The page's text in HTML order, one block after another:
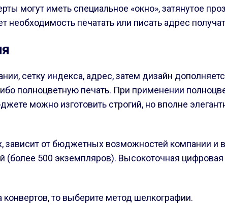
могут иметь специальное «окно», затянутое
печатать или писать адрес
сетку индекса, адрес, затем дизайн
полноцветную печать. При применении
можно изготовить строгий, но вполне
зависит от бюджетных возможностей компании
(более 500 экземпляров). Высокоточная
то выберите метод шелкографии.